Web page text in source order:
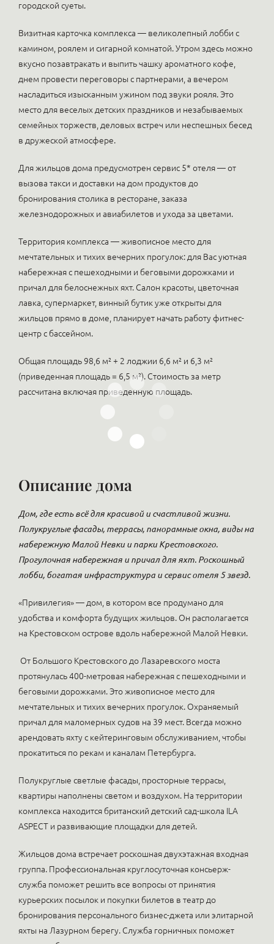
городской суеты.
Визитная карточка комплекса — великолепный лобби с
камином, роялем и сигарной комнатой. Утром здесь можно
вкусно позавтракать и выпить чашку ароматного кофе,
днем провести переговоры с партнерами, а вечером
насладиться изысканным ужином под звуки рояля. Это
место для веселых детских праздников и незабываемых
семейных торжеств, деловых встреч или неспешных бесед
в дружеской атмосфере.
Для жильцов дома предусмотрен сервис 5* отеля — от
вызова такси и доставки на дом продуктов до
бронирования столика в ресторане, заказа
железнодорожных и авиабилетов и ухода за цветами.
Территория комплекса — живописное место для
мечтательных и тихих вечерних прогулок: для Вас уютная
набережная с пешеходными и беговыми дорожками и
причал для белоснежных яхт. Салон красоты, цветочная
лавка, супермаркет, винный бутик уже открыты для
жильцов прямо в доме, планирует начать работу фитнес-
центр с бассейном.
Общая площадь 98,6 м² + 2 лоджии 6,6 м² и 6,3 м²
(приведенная площадь = 6,5 м²). Стоимость за метр
рассчитана включая приведенную площадь.
Описание дома
Дом, где есть всё для красивой и счастливой жизни.
Полукруглые фасады, террасы, панорамные окна, виды на
набережную Малой Невки и парки Крестовского.
Прогулочная набережная и причал для яхт. Роскошный
лобби, богатая инфраструктура и сервис отеля 5 звезд.
«Привилегия» — дом, в котором все продумано для
удобства и комфорта будущих жильцов. Он располагается
на Крестовском острове вдоль набережной Малой Невки.
От Большого Крестовского до Лазаревского моста
протянулась 400-метровая набережная с пешеходными и
беговыми дорожками. Это живописное место для
мечтательных и тихих вечерних прогулок. Охраняемый
причал для маломерных судов на 39 мест. Всегда можно
арендовать яхту с кейтеринговым обслуживанием, чтобы
прокатиться по рекам и каналам Петербурга.
Полукруглые светлые фасады, просторные террасы,
квартиры наполнены светом и воздухом. На территории
комплекса находится британский детский сад-школа ILA
ASPECT и развивающие площадки для детей.
Жильцов дома встречает роскошная двухэтажная входная
группа. Профессиональная круглосуточная консьерж-
служба поможет решить все вопросы от принятия
курьерских посылок и покупки билетов в театр до
бронирования персонального бизнес-джета или элитарной
яхты на Лазурном берегу. Служба горничных поможет